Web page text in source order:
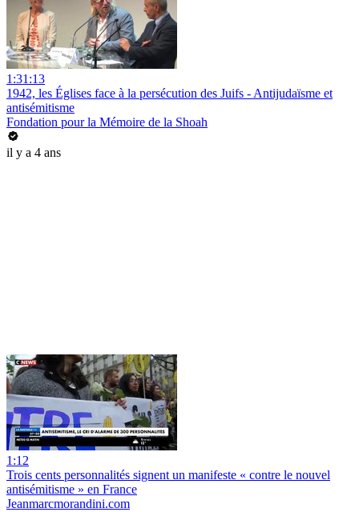
1:31:13
1942, les Églises face à la persécution des Juifs - Antijudaïsme et
antisémitisme
Fondation pour la Mémoire de la Shoah
il y a 4 ans
1:12
Trois cents personnalités signent un manifeste « contre le nouvel
antisémitisme » en France
Jeanmarcmorandini.com